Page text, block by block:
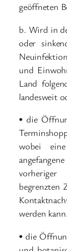
geöffneten
b. Wird in
oder
und
Land
landesweit
• die
wobei
begrenzten
werden kann.
• die